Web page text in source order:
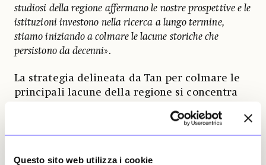
Questo sito web utilizza i cookie
studiosi della regione affermano le nostre prospettive e le
istituzioni investono nella ricerca a lungo termine,
stiamo iniziando a colmare le lacune storiche che
persistono da decenni».
La strategia delineata da Tan per colmare le
principali lacune della regione si concentra
provenienti da gruppi storicamente
sottorappresentati, tra cui artiste donne e